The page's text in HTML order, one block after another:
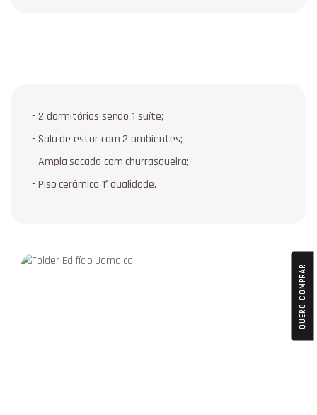
- 2 dormitórios sendo 1 suíte;
- Sala de estar com 2 ambientes;
- Ampla sacada com churrasqueira;
- Piso cerâmico 1ª qualidade.
QUERO COMPRAR